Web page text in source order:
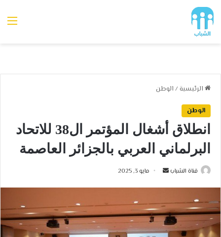
الرئيسية / الوطن
الوطن
انطلاق أشغال المؤتمر ال38 للاتحاد
البرلماني العربي بالجزائر العاصمة
قناة الشباب
أرسل مايو 3, 2025